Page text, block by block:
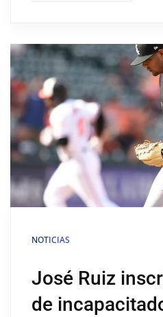
NOTICIAS
José Ruiz
de